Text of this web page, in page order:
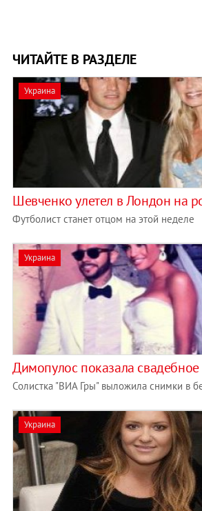
ЧИТАЙТЕ В РАЗДЕЛЕ
Украина
Шевченко улетел в Лондон на
Футболист станет отцом на этой неделе
Украина
Димопулос показала
Солистка "ВИА Гры" выложила снимки в
Украина